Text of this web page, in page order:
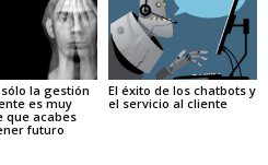
la gestión
es muy
que acabes
futuro
El éxito de los chatbots y
el servicio al cliente